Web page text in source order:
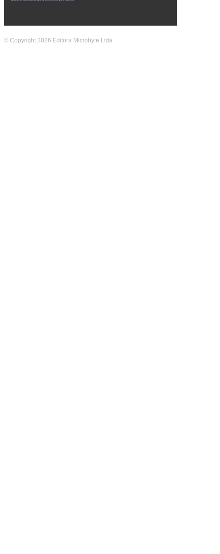
© Copyright 2026 Editora Microbyte Ltda.